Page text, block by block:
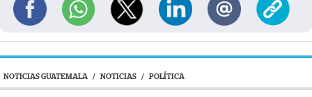
NOTICIAS GUATEMALA / NOTICIAS / POLÍTICA